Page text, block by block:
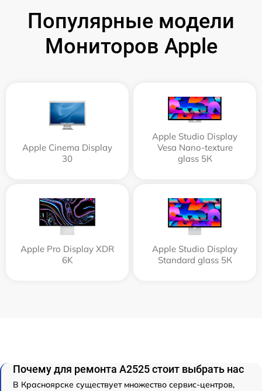
Популярные модели
Мониторов Apple
Apple Cinema Display
30
Apple Studio Display
Vesa Nano-texture
glass 5К
Apple Pro Display XDR
6K
Apple Studio Display
Standard glass 5К
Почему для ремонта А2525 стоит выбрать нас
В Красноярске существует множество сервис-центров,